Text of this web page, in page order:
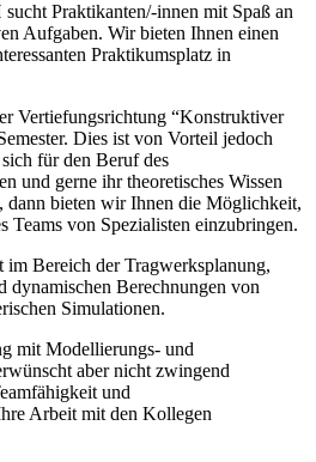
Praktikanten/-innen mit Spaß an
Aufgaben. Wir bieten Ihnen einen
Praktikumsplatz in
Vertiefungsrichtung “Konstruktiver
Dies ist von Vorteil jedoch
für den Beruf des
und gerne ihr theoretisches Wissen
dann bieten wir Ihnen die Möglichkeit,
Teams von Spezialisten einzubringen.
Bereich der Tragwerksplanung,
dynamischen Berechnungen von
Simulationen.
mit Modellierungs- und
aber nicht zwingend
und
Arbeit mit den Kollegen